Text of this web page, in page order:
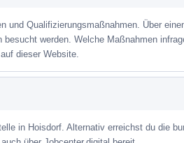
und Qualifizierungsmaßnahmen. Über
werden. Welche Maßnahmen
dieser Website.
in Hoisdorf. Alternativ erreichst du die